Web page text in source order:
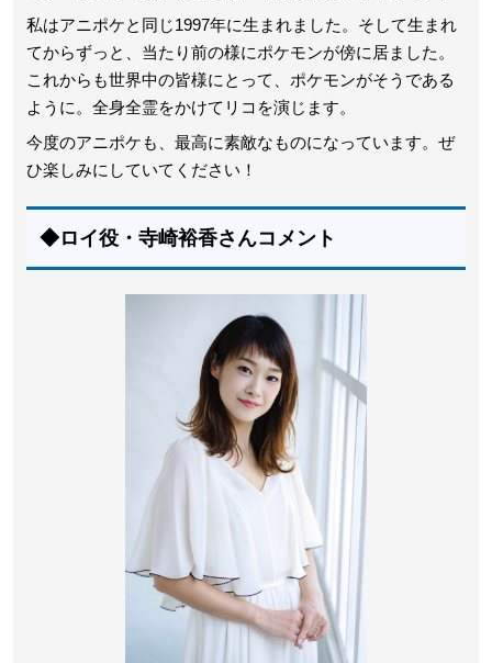
私はアニポケと同じ1997年に生まれました。そして生まれ
てからずっと、当たり前の様にポケモンが傍に居ました。
これからも世界中の皆様にとって、ポケモンがそうである
ように。全身全霊をかけてリコを演じます。
今度のアニポケも、最高に素敵なものになっています。ぜ
ひ楽しみにしていてください！
◆ロイ役・寺崎裕香さんコメント